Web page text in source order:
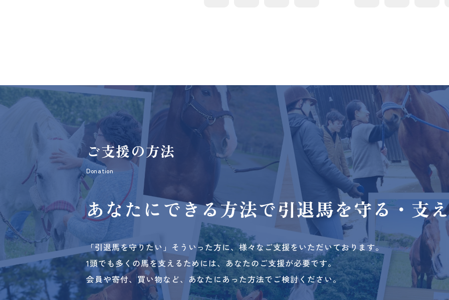
ご支援の方法
Donation
あなたにできる方法で引退馬を守る・支
「引退馬を守りたい」そういった方に、様々なご支援をいただいております。
1頭でも多くの馬を支えるためには、あなたのご支援が必要です。
会員や寄付、買い物など、あなたにあった方法でご検討ください。